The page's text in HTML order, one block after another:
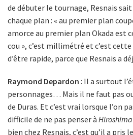
de débuter le tournage, Resnais
chaque plan : « au premier plan
amorce au premier plan Okada est
cou », c’est millimétré et c’est
d’être rapide, parce que Resnais a
Raymond Depardon : Il a surtout
personnages… Mais il ne faut pas
de Duras. Et c’est vrai lorsque l’on
difficile de ne pas penser à
bien chez Resnais, c’est qu’il a pris